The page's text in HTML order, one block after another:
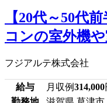
【20代～50代
コンの室外機
フジアルテ株式会社
給与 月収例314,000